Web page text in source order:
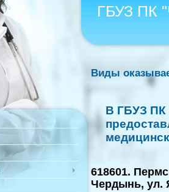
ГБУЗ ПК
Виды
В ГБУЗ ПК
618601.
Чердынь, ул.